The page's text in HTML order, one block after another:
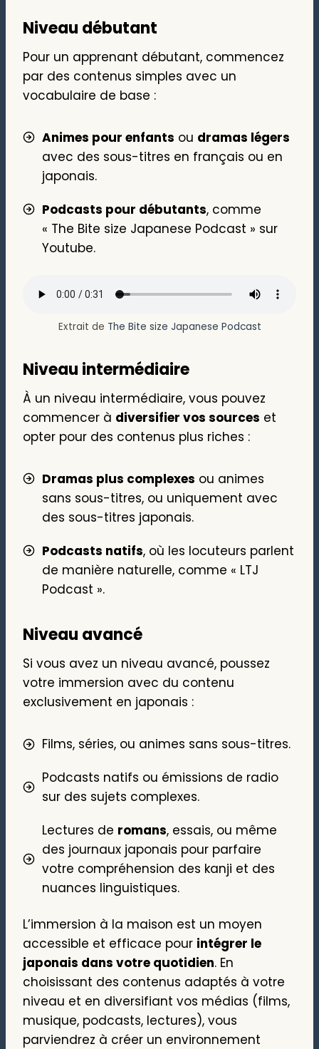
Niveau débutant
Pour un apprenant débutant, commencez
par des contenus simples avec un
vocabulaire de base :
Animes pour enfants ou dramas légers
avec des sous-titres en français ou en
japonais.
Podcasts pour débutants, comme
« The Bite size Japanese Podcast » sur
Youtube.
Extrait de The Bite size Japanese Podcast
Niveau intermédiaire
À un niveau intermédiaire, vous pouvez
commencer à diversifier vos sources et
opter pour des contenus plus riches :
Dramas plus complexes ou animes
sans sous-titres, ou uniquement avec
des sous-titres japonais.
Podcasts natifs, où les locuteurs parlent
de manière naturelle, comme « LTJ
Podcast ».
Niveau avancé
Si vous avez un niveau avancé, poussez
votre immersion avec du contenu
exclusivement en japonais :
Films, séries, ou animes sans sous-titres.
Podcasts natifs ou émissions de radio
sur des sujets complexes.
Lectures de romans, essais, ou même
des journaux japonais pour parfaire
votre compréhension des kanji et des
nuances linguistiques.
L’immersion à la maison est un moyen
accessible et efficace pour intégrer le
japonais dans votre quotidien. En
choisissant des contenus adaptés à votre
niveau et en diversifiant vos médias (films,
musique, podcasts, lectures), vous
parviendrez à créer un environnement